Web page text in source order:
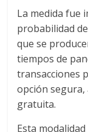
La medida fue
probabilidad
que se
tiempos de
transacciones
opción segura,
gratuita.
Esta